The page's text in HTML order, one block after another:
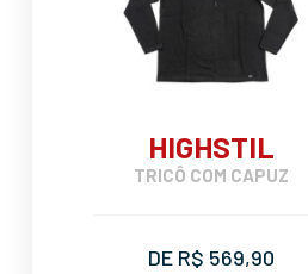
HIGHSTIL
TRICÔ COM CAPUZ
DE R$ 569,90